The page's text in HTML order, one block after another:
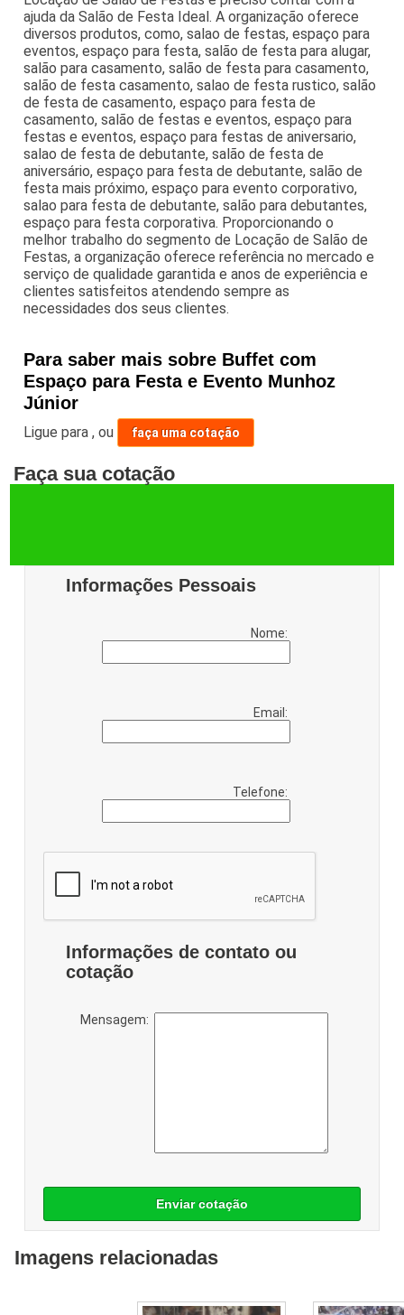
ajuda da Salão de Festa Ideal. A organização oferece
diversos produtos, como, salao de festas, espaço para
eventos, espaço para festa, salão de festa para alugar,
salão para casamento, salão de festa para casamento,
salão de festa casamento, salao de festa rustico, salão
de festa de casamento, espaço para festa de
casamento, salão de festas e eventos, espaço para
festas e eventos, espaço para festas de aniversario,
salao de festa de debutante, salão de festa de
aniversário, espaço para festa de debutante, salão de
festa mais próximo, espaço para evento corporativo,
salao para festa de debutante, salão para debutantes,
espaço para festa corporativa. Proporcionando o
melhor trabalho do segmento de Locação de Salão de
Festas, a organização oferece referência no mercado e
serviço de qualidade garantida e anos de experiência e
clientes satisfeitos atendendo sempre as
necessidades dos seus clientes.
Para saber mais sobre Buffet com
Espaço para Festa e Evento Munhoz
Júnior
Ligue para,ou faça uma cotação
Faça sua cotação
Informações Pessoais
Nome:
Email:
Telefone:
Informações de contato ou
cotação
Mensagem:
Enviar cotação
Imagens relacionadas